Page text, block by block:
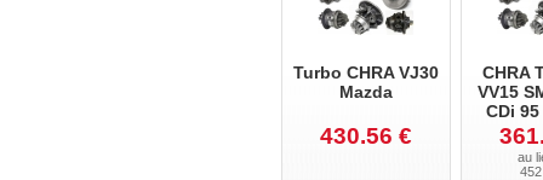
Turbo CHRA VJ30
Mazda
430.56 €
CHRA
VV15
CDi
au